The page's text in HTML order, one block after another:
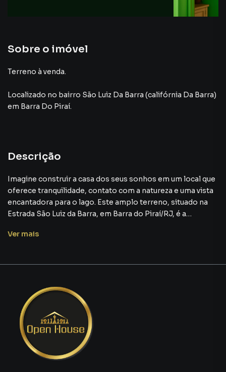
Sobre o imóvel
Terreno à venda.
Localizado no bairro São Luiz Da Barra (califórnia Da Barra)
em Barra Do Piraí.
Descrição
Imagine construir a casa dos seus sonhos em um local que
oferece tranquilidade, contato com a natureza e uma vista
encantadora para o lago. Este amplo terreno, situado na
Estrada São Luiz da Barra, em Barra do Piraí/RJ, é a
em realidade.
Com um terreno de 750m² (15 metros de frente por 50
metros de profundidade), você terá à sua disposição uma
área generosa para dar vida a um projeto arquitetônico que
reflita seu estilo e atenda às suas necessidades. Seja para
construir uma casa aconchegante, um espaço de lazer com
Ver mais